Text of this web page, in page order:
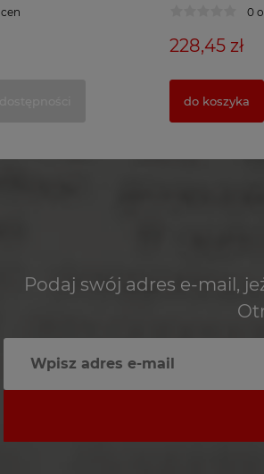
0
228,45 zł
do koszyka
Podaj swój adres e-mail,